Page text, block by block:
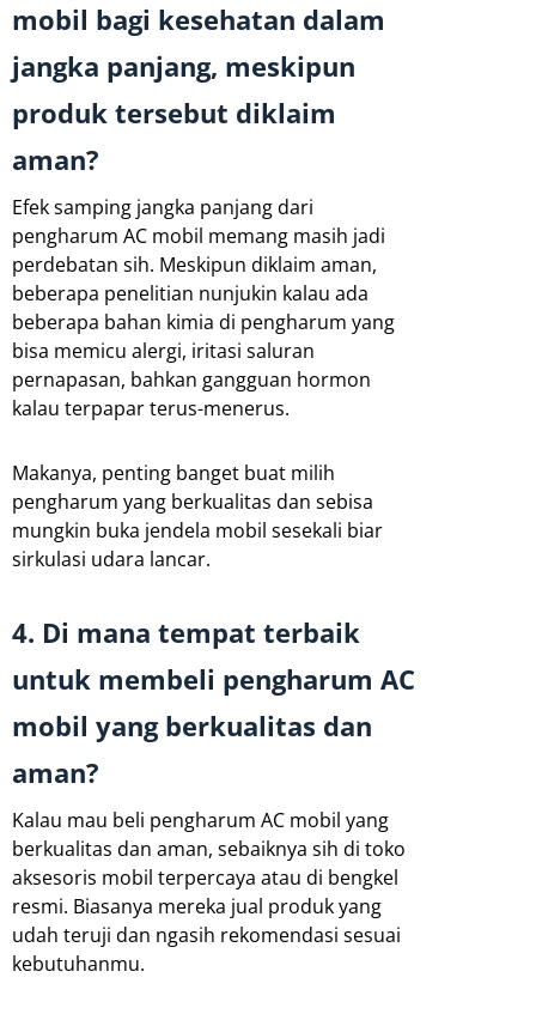
mobil bagi kesehatan dalam
jangka panjang, meskipun
produk tersebut diklaim
aman?
Efek samping jangka panjang dari
pengharum AC mobil memang masih jadi
perdebatan sih. Meskipun diklaim aman,
beberapa penelitian nunjukin kalau ada
beberapa bahan kimia di pengharum yang
bisa memicu alergi, iritasi saluran
pernapasan, bahkan gangguan hormon
kalau terpapar terus-menerus.
Makanya, penting banget buat milih
pengharum yang berkualitas dan sebisa
mungkin buka jendela mobil sesekali biar
sirkulasi udara lancar.
4. Di mana tempat terbaik
untuk membeli pengharum AC
mobil yang berkualitas dan
aman?
Kalau mau beli pengharum AC mobil yang
berkualitas dan aman, sebaiknya sih di toko
aksesoris mobil terpercaya atau di bengkel
resmi. Biasanya mereka jual produk yang
udah teruji dan ngasih rekomendasi sesuai
kebutuhanmu.